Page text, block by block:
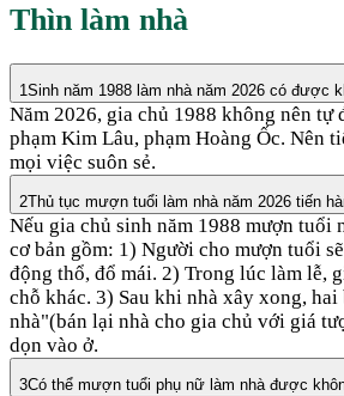
Thìn làm nhà
1Sinh năm 1988 làm nhà năm 2026 có được
Năm 2026, gia chủ 1988 không nên tự
phạm Kim Lâu, phạm Hoàng Ốc. Nên
mọi việc suôn sẻ.
2Thủ tục mượn tuổi làm nhà năm 2026 tiến
Nếu gia chủ sinh năm 1988 mượn tuổi
cơ bản gồm: 1) Người cho mượn tuổi
động thổ, đổ mái. 2) Trong lúc làm lễ,
chỗ khác. 3) Sau khi nhà xây xong,
nhà"(bán lại nhà cho gia chủ với giá
dọn vào ở.
3Có thể mượn tuổi phụ nữ làm nhà được